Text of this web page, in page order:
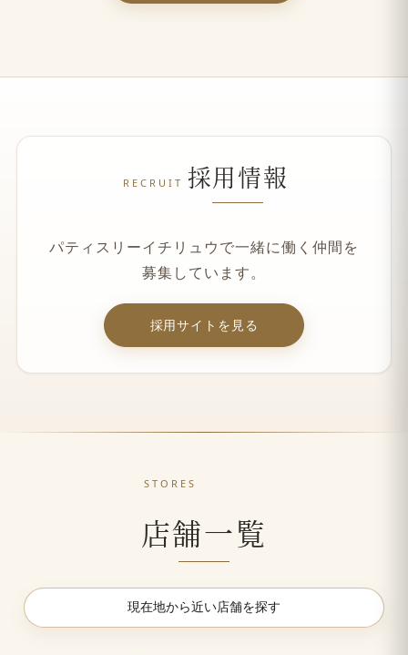
RECRUIT 採用情報
パティスリーイチリュウで一緒に働く仲間を
募集しています。
採用サイトを見る
STORES
店舗一覧
現在地から近い店舗を探す